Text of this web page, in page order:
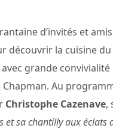
d’invités et
découvrir la cuisine
grande
Chapman. Au
Christophe Cazenave,
et sa chantilly aux éclats